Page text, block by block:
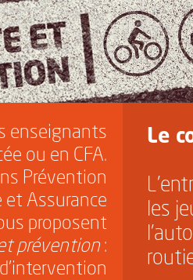
enseignants
ou en CFA.
Prévention
et Assurance
proposent
prévention:
Le
les